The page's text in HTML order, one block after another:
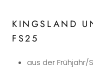
KINGSLAND
FS25
aus der Frühjahr/